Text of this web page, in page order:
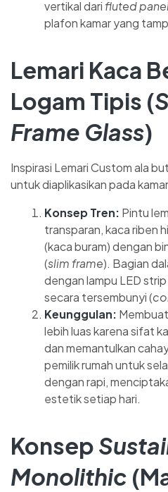
vertikal dari fluted
plafon kamar yang
Lemari Kaca
Logam Tipis (
Frame Glass)
Inspirasi Lemari Custom ala
untuk diaplikasikan pada
Konsep Tren: Pintu
transparan, kaca riben
(kaca buram) dengan
(slim frame). Bagian
dengan lampu LED
secara tersembunyi (
Keunggulan:
lebih luas karena sifat
dan memantulkan
pemilik rumah untuk
dengan rapi,
estetik setiap hari.
Konsep
Monolithic